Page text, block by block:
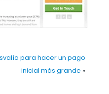
para hacer un pago
inicial más grande »